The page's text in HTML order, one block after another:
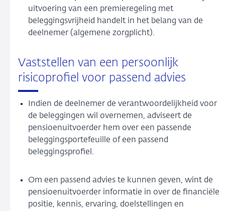
uitvoering van een premieregeling met
beleggingsvrijheid handelt in het belang van de
deelnemer (algemene zorgplicht).
Vaststellen van een persoonlijk
risicoprofiel voor passend advies
Indien de deelnemer de verantwoordelijkheid voor
de beleggingen wil overnemen, adviseert de
pensioenuitvoerder hem over een passende
beleggingsportefeuille of een passend
beleggingsprofiel.
Om een passend advies te kunnen geven, wint de
pensioenuitvoerder informatie in over de financiële
positie, kennis, ervaring, doelstellingen en